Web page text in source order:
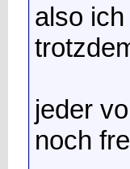
also
jeder
noch